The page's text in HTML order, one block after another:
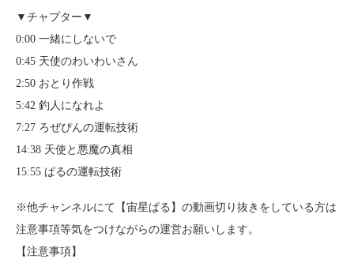
▼チャプター▼
0:00 一緒にしないで
0:45 天使のわいわいさん
2:50 おとり作戦
5:42 釣人になれよ
7:27 ろぜぴんの運転技術
14:38 天使と悪魔の真相
15:55 ぱるの運転技術
※他チャンネルにて【宙星ぱる】の動画切り抜きをしている方は
注意事項等気をつけながらの運営お願いします。
【注意事項】